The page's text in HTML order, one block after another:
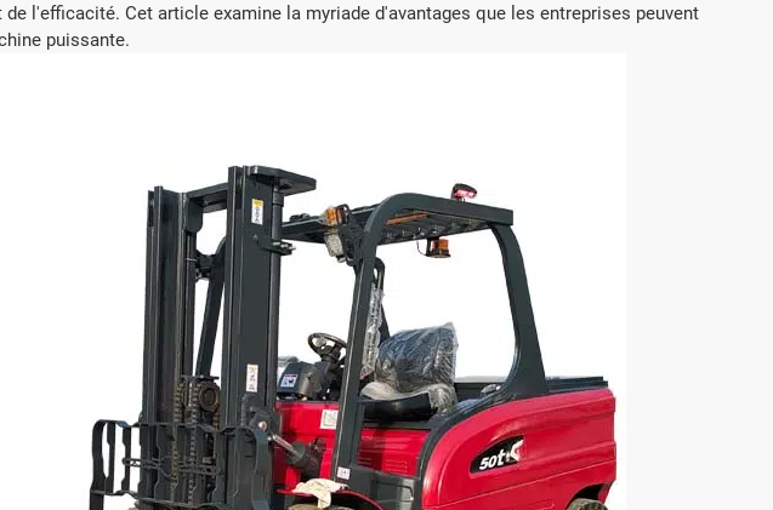
l'efficacité. Cet article examine la myriade d'avantages que les entreprises peuvent
puissante.
Chariot élévateur électrique de 5
tonnes CPD50
Capacité de chargement (kg) :
5000
Tension/capacité de la batterie :
Sur mesure
Chariot élévateur électrique de 2
tonnes CPD20
Capacité de chargement (kg) :
2000
Tension/capacité de la batterie :
Sur mesure